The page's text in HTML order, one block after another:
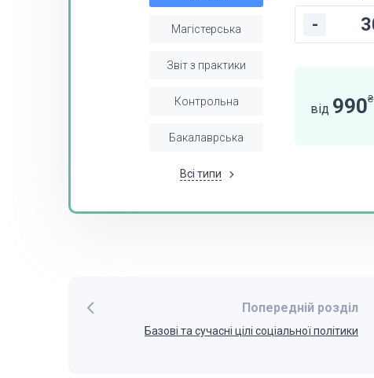
Магістерська
Звіт з практики
Контрольна
Бакалаврська
Всі типи
-
від 990₴
Попередній розділ
Базові та сучасні цілі соціальної політики